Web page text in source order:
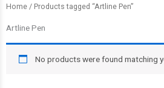
Home / Products tagged “Artline Pen”
Artline Pen
No products were found matching